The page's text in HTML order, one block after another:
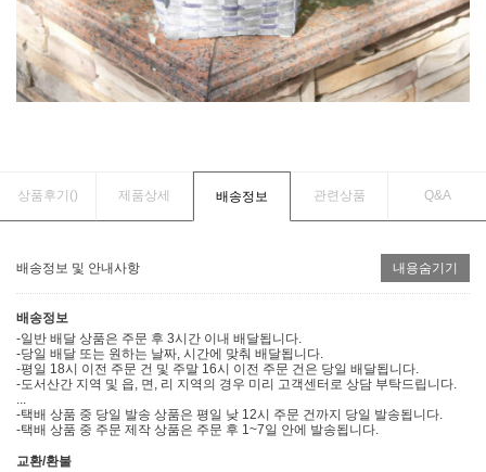
상품후기() 제품상세 배송정보 관련상품 Q&A
배송정보 및 안내사항 내용숨기기
배송정보
-일반 배달 상품은 주문 후 3시간 이내 배달됩니다.
-당일 배달 또는 원하는 날짜, 시간에 맞춰 배달됩니다.
-평일 18시 이전 주문 건 및 주말 16시 이전 주문 건은 당일 배달됩니다.
-도서산간 지역 및 읍, 면, 리 지역의 경우 미리 고객센터로 상담 부탁드립니다.
-택배 상품 중 당일 발송 상품은 평일 낮 12시 주문 건까지 당일 발송됩니다.
-택배 상품 중 주문 제작 상품은 주문 후 1~7일 안에 발송됩니다.
교환/환불